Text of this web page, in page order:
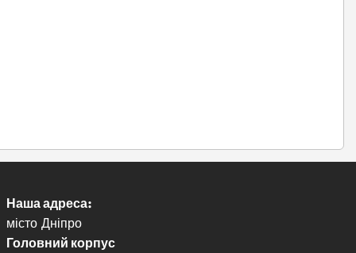
Наша адреса:
місто Дніпро
Головний корпус